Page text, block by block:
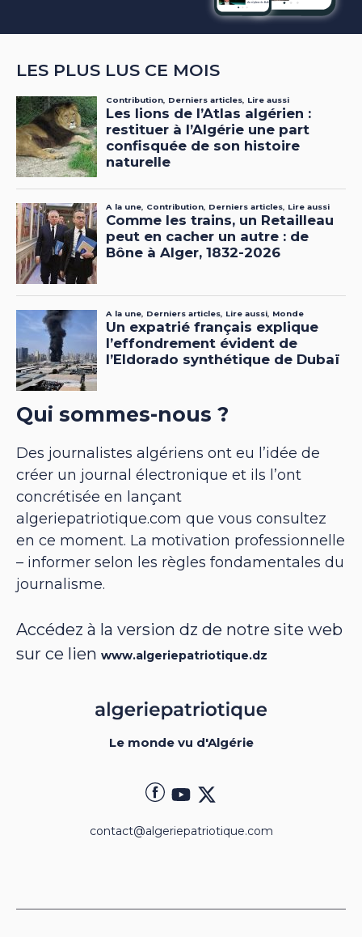
LES PLUS LUS CE MOIS
Qui sommes-nous ?
Des journalistes algériens ont eu l’idée de
créer un journal électronique et ils l’ont
concrétisée en lançant
algeriepatriotique.com que vous consultez
en ce moment. La motivation professionnelle
– informer selon les règles fondamentales du
journalisme.
Accédez à la version dz de notre site web
sur ce lien www.algeriepatriotique.dz
Le monde vu d'Algérie
contact@algeriepatriotique.com